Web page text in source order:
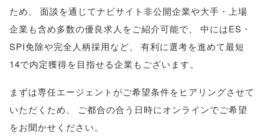
ため
面談を通じてナビサイト非公開企業や大手・上場
企業も含め多数の優良求人をご紹介可能で
中にはES・
SPI免除や完全人柄採用など
有利に選考を進めて最短
14で内定獲得を目指せる企業もございます。
まずは専任エージェントがご希望条件をヒアリングさせて
いただくため
ご都合の合う日時にオンラインでご希望
をお聞かせください。